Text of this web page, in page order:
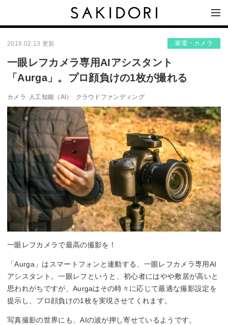
2018.02.13 更新 家電・カメラ
一眼レフカメラ専用AIアシスタント
「Aurga」。プロ顔負けの1枚が撮れる
カメラ 人工知能（AI） クラウドファンディング
一眼レフカメラで最高の撮影を！
「Aurga」はスマートフォンと連動する、一眼レフカメラ専用AI
アシスタント。一眼レフというと、初心者にはやや敷居が高いと
思われがちですが、Aurgaはその時々に応じて最適な撮影設定を
提示し、プロ顔負けの1枚を実現させてくれます。
写真撮影の世界にも、AIの波が押し寄せているようです。